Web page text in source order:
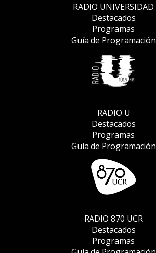
RADIO UNIVERSIDAD
Destacados
Programas
Guía de Programación
RADIO U
Destacados
Programas
Guía de Programación
RADIO 870 UCR
Destacados
Programas